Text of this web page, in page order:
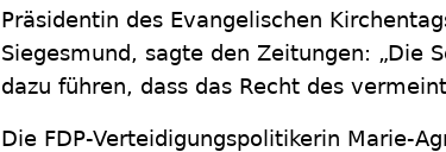
Präsidentin des Evangelischen
Siegesmund, sagte den Zeitungen: „Die
dazu führen, dass das Recht des
Die FDP-Verteidigungspolitikerin Marie-